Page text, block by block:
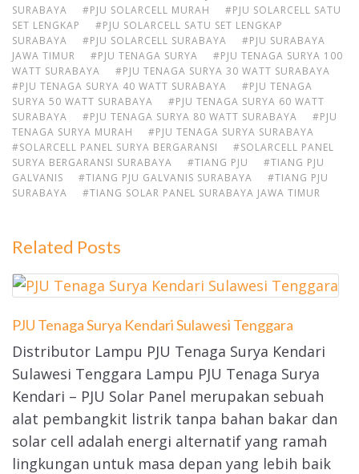
SURABAYA
#PJU SOLARCELL MURAH
#PJU SOLARCELL SATU
SET LENGKAP
#PJU SOLARCELL SATU SET LENGKAP
SURABAYA
#PJU SOLARCELL SURABAYA
#PJU SURABAYA
JAWA TIMUR
#PJU TENAGA SURYA
#PJU TENAGA SURYA 100
WATT SURABAYA
#PJU TENAGA SURYA 30 WATT SURABAYA
#PJU TENAGA SURYA 40 WATT SURABAYA
#PJU TENAGA
SURYA 50 WATT SURABAYA
#PJU TENAGA SURYA 60 WATT
SURABAYA
#PJU TENAGA SURYA 80 WATT SURABAYA
#PJU
TENAGA SURYA MURAH
#PJU TENAGA SURYA SURABAYA
#SOLARCELL PANEL SURYA BERGARANSI
#SOLARCELL PANEL
SURYA BERGARANSI SURABAYA
#TIANG PJU
#TIANG PJU
GALVANIS
#TIANG PJU GALVANIS SURABAYA
#TIANG PJU
SURABAYA
#TIANG SOLAR PANEL SURABAYA JAWA TIMUR
Related Posts
PJU Tenaga Surya Kendari Sulawesi Tenggara
Distributor Lampu PJU Tenaga Surya Kendari
Sulawesi Tenggara Lampu PJU Tenaga Surya
Kendari – PJU Solar Panel merupakan sebuah
alat pembangkit listrik tanpa bahan bakar dan
solar cell adalah energi alternatif yang ramah
lingkungan untuk masa depan yang lebih baik